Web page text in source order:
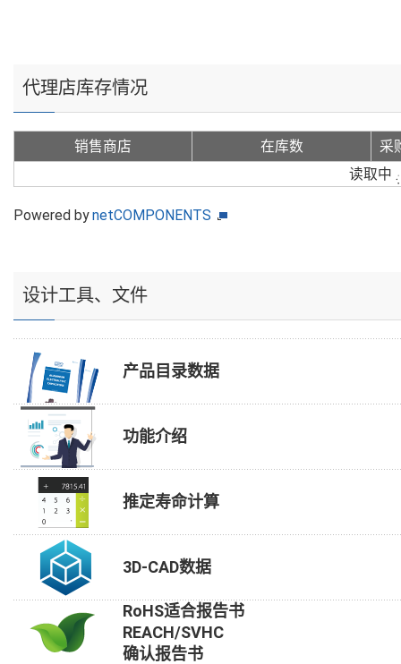
代理店库存情况
销售商店 在库数
采
读取中
Powered bynetCOMPONENTS
设计工具、文件
产品目录数据
功能介绍
推定寿命计算
3D-CAD数据
RoHS适合报告书
REACH/SVHC
确认报告书